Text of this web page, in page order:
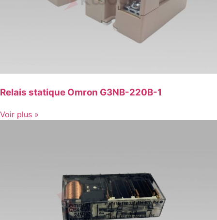
Relais statique Omron G3NB-220B-1
Voir plus »